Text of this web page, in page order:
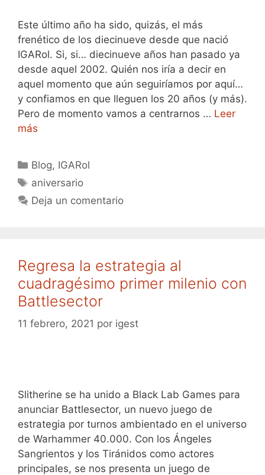
Este último año ha sido, quizás, el más
frenético de los diecinueve desde que nació
IGARol. Si, si… diecinueve años han pasado ya
desde aquel 2002. Quién nos iría a decir en
aquel momento que aún seguiríamos por aquí…
y confiamos en que lleguen los 20 años (y más).
Pero de momento vamos a centrarnos … Leer
más
Categorías
Blog, IGARol
Etiquetas
aniversario
Deja un comentario
Regresa la estrategia al
cuadragésimo primer milenio con
Battlesector
11 febrero, 2021 por igest
Slitherine se ha unido a Black Lab Games para
anunciar Battlesector, un nuevo juego de
estrategia por turnos ambientado en el universo
de Warhammer 40.000. Con los Ángeles
Sangrientos y los Tiránidos como actores
principales, se nos presenta un juego de